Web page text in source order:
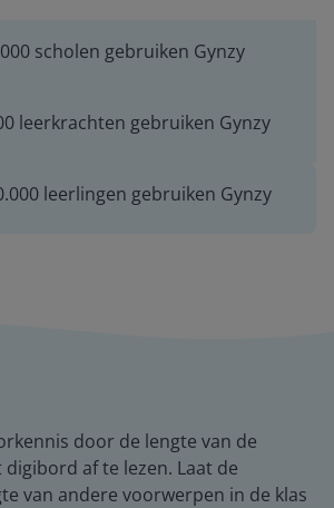
scholen gebruiken Gynzy
leerkrachten gebruiken Gynzy
leerlingen gebruiken Gynzy
door de lengte van de
af te lezen. Laat de
van andere voorwerpen in de klas